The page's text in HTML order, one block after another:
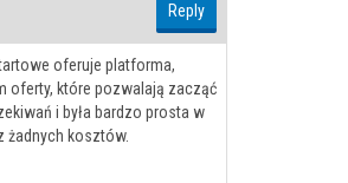
Reply
oferuje platforma,
oferty, które pozwalają zacząć
i była bardzo prosta w
żadnych kosztów.